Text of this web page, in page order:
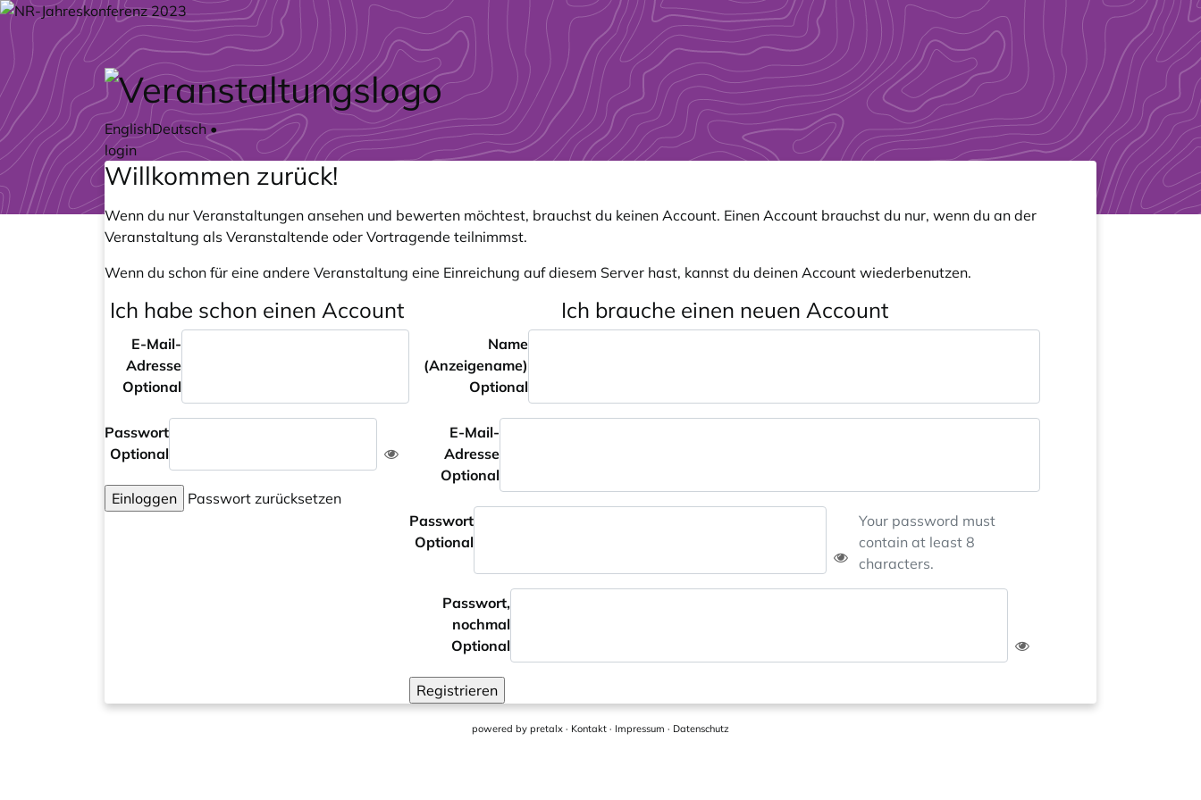
Zum Hauptteil springen
EnglishDeutsch•
login
Willkommen zurück!
Wenn du nur Veranstaltungen ansehen und bewerten möchtest, brauchst du keinen Account. Einen Account brauchst du nur, wenn du an der
Veranstaltung als Veranstaltende oder Vortragende teilnimmst.
Wenn du schon für eine andere Veranstaltung eine Einreichung auf diesem Server hast, kannst du deinen Account wiederbenutzen.
Ich habe schon einen Account
E-Mail-
Adresse
Optional
Passwort
Optional
Einloggen Passwort zurücksetzen
Ich brauche einen neuen Account
Name
(Anzeigename)
Optional
E-Mail-
Adresse
Optional
Passwort
Optional
Your password must
contain at least 8
characters.
Passwort,
nochmal
Optional
Registrieren
powered by pretalx · Kontakt · Impressum · Datenschutz